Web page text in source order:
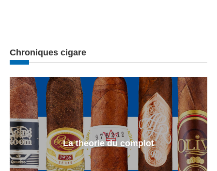
Chroniques cigare
La theorie du complot